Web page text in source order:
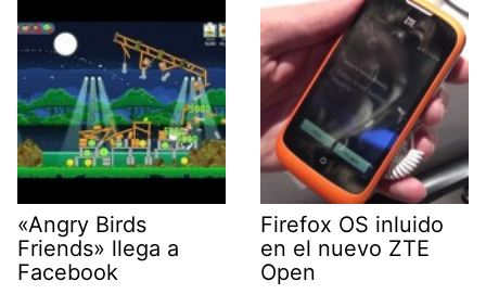
«Angry Birds
Friends» llega a
Facebook
Firefox OS inluido
en el nuevo ZTE
Open